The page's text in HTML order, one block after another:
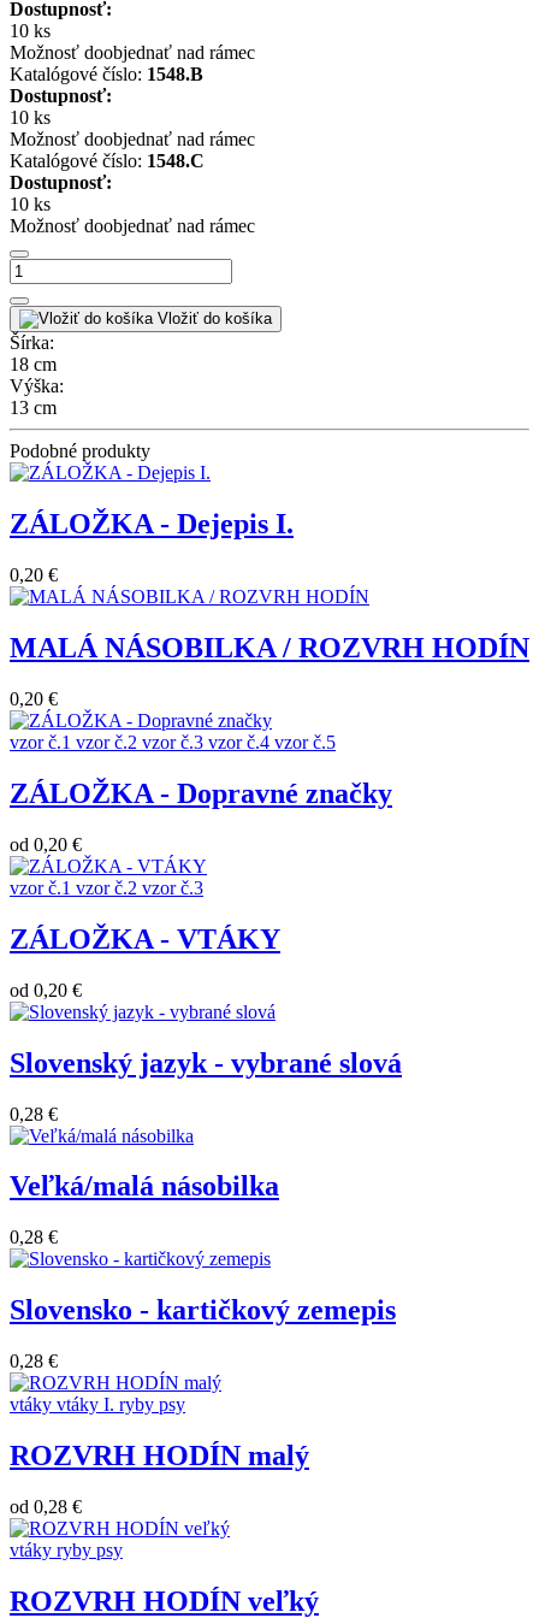
Dostupnosť:
10 ks
Možnosť doobjednať nad rámec
Katalógové číslo: 1548.B
Dostupnosť:
10 ks
Možnosť doobjednať nad rámec
Katalógové číslo: 1548.C
Dostupnosť:
10 ks
Možnosť doobjednať nad rámec
Vložiť do košíka
Šírka:
18 cm
Výška:
13 cm
Podobné produkty
ZÁLOŽKA - Dejepis I.
0,20 €
MALÁ NÁSOBILKA / ROZVRH HODÍN
0,20 €
vzor č.1 vzor č.2 vzor č.3 vzor č.4 vzor č.5
ZÁLOŽKA - Dopravné značky
od 0,20 €
vzor č.1 vzor č.2 vzor č.3
ZÁLOŽKA - VTÁKY
od 0,20 €
Slovenský jazyk - vybrané slová
0,28 €
Veľká/malá násobilka
0,28 €
Slovensko - kartičkový zemepis
0,28 €
vtáky vtáky I. ryby psy
ROZVRH HODÍN malý
od 0,28 €
vtáky ryby psy
ROZVRH HODÍN veľký